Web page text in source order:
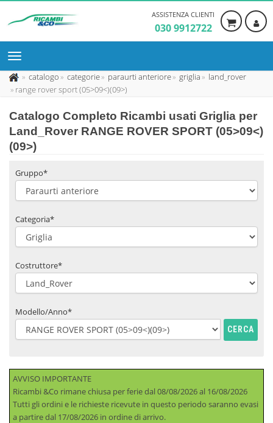
ASSISTENZA CLIENTI
030 9912722
catalogo categorie paraurti anteriore griglia
land_rover
range rover sport (05>09<)(09>)
Catalogo Completo Ricambi usati Griglia per
Land_Rover RANGE ROVER SPORT (05>09<)
(09>)
Gruppo*
Categoria*
Costruttore*
Modello/Anno*
CERCA
AVVISO IMPORTANTE
Ricambi &Co rimane chiusa per ferie dal 08/08/2026 al 16/08/2026
Tutti gli ordini e le richieste ricevute in questo periodo saranno evasi
a partire dal 17/08/2026 in ordine di arrivo.